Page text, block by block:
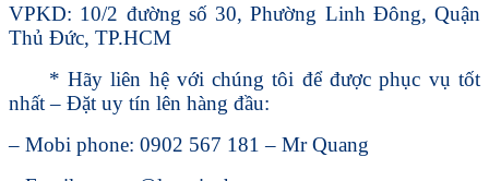
VPKD: 10/2 đường số 30, Phường Linh Đông, Quận
Thủ Đức, TP.HCM
* Hãy liên hệ với chúng tôi để được phục vụ tốt
nhất – Đặt uy tín lên hàng đầu:
– Mobi phone: 0902 567 181 – Mr Quang